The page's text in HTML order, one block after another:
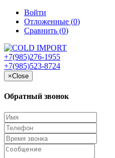
Войти
Отложенные (0)
Сравнить (0)
+7(985)276-1955
+7(985)523-8724
×Close
Обратный звонок